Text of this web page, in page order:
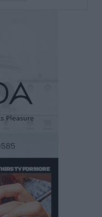
στο
με μητέρα και
σαν ταινία
της Χαρούλας
που οδήγησαν στο